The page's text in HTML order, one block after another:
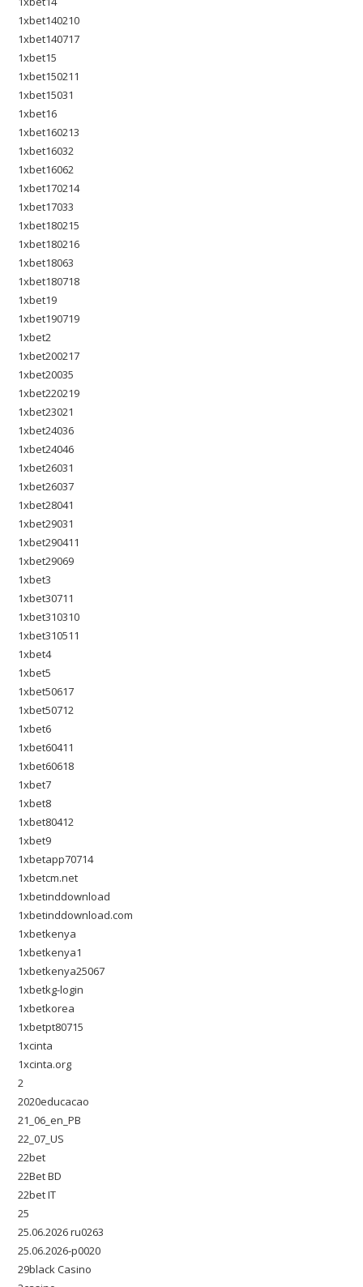
1xbet140210
1xbet140717
1xbet15
1xbet150211
1xbet15031
1xbet16
1xbet160213
1xbet16032
1xbet16062
1xbet170214
1xbet17033
1xbet180215
1xbet180216
1xbet18063
1xbet180718
1xbet19
1xbet190719
1xbet2
1xbet200217
1xbet20035
1xbet220219
1xbet23021
1xbet24036
1xbet24046
1xbet26031
1xbet26037
1xbet28041
1xbet29031
1xbet290411
1xbet29069
1xbet3
1xbet30711
1xbet310310
1xbet310511
1xbet4
1xbet5
1xbet50617
1xbet50712
1xbet6
1xbet60411
1xbet60618
1xbet7
1xbet8
1xbet80412
1xbet9
1xbetapp70714
1xbetcm.net
1xbetinddownload
1xbetinddownload.com
1xbetkenya
1xbetkenya1
1xbetkenya25067
1xbetkg-login
1xbetkorea
1xbetpt80715
1xcinta
1xcinta.org
2
2020educacao
21_06_en_PB
22_07_US
22bet
22Bet BD
22bet IT
25
25.06.2026 ru0263
25.06.2026-p0020
29black Casino